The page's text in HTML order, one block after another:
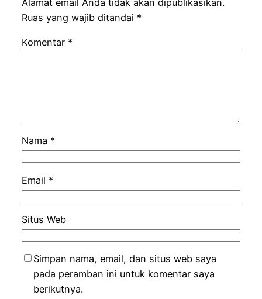
Ruas yang wajib ditandai *
Komentar *
Nama *
Email *
Situs Web
Simpan nama, email, dan situs web saya
pada peramban ini untuk komentar saya
berikutnya.